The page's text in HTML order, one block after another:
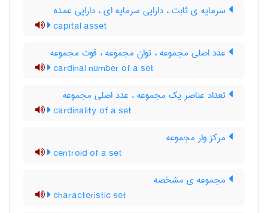
سرمایه ی ثابت ، دارایی سرمایه ای ، دارایی عمده
capital asset
عدد اصلی مجموعه ، توان مجموعه ، قوت مجموعه
cardinal number of a set
تعداد عناصر یک مجموعه ، عدد اصلی مجموعه
cardinality of a set
مرکز وار مجموعه
centroid of a set
مجموعه ی مشخصه
characteristic set